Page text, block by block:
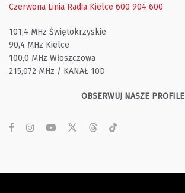
Czerwona Linia Radia Kielce 600 904 600
101,4 MHz Świętokrzyskie
90,4 MHz Kielce
100,0 MHz Włoszczowa
215,072 MHz / KANAŁ 10D
OBSERWUJ NASZE PROFILE